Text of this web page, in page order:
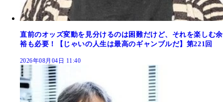
直前のオッズ変動を見分けるのは困難だけど、それを楽しむ余
裕も必要！【じゃいの人生は最高のギャンブルだ】第221回
2026年08月04日 11:40